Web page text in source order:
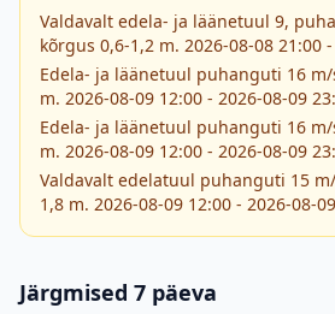
Valdavalt edela- ja läänetuul 9,
kõrgus 0,6-1,2 m. 2026-08-08 21:00
Edela- ja läänetuul puhanguti 16
m. 2026-08-09 12:00 - 2026-08-09
Edela- ja läänetuul puhanguti 16
m. 2026-08-09 12:00 - 2026-08-09
Valdavalt edelatuul puhanguti 15
1,8 m. 2026-08-09 12:00 - 2026-08-
Järgmised 7 päeva